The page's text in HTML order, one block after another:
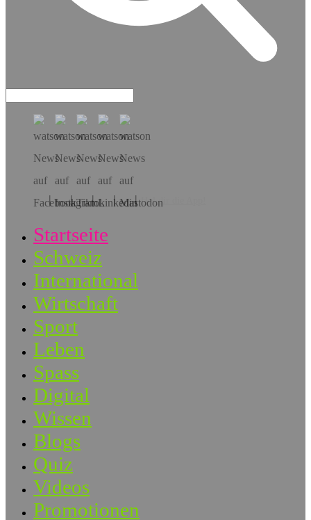
Hol dir die App!
Startseite
Schweiz
International
Wirtschaft
Sport
Leben
Spass
Digital
Wissen
Blogs
Quiz
Videos
Promotionen